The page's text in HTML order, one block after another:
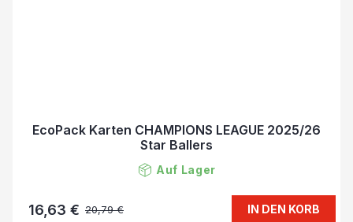
EcoPack Karten CHAMPIONS LEAGUE 2025/26
Star Ballers
Auf Lager
20,79 €
16,63 € IN DEN KORB